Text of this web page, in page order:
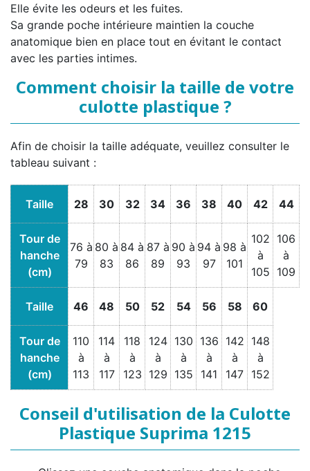
Elle évite les odeurs et les fuites.
Sa grande poche intérieure maintien la couche
anatomique bien en place tout en évitant le contact
avec les parties intimes.
Comment choisir la taille de votre
culotte plastique ?
Afin de choisir la taille adéquate, veuillez consulter le
tableau suivant :
Taille 28 30 32 34 36 38 40 42 44
Tour de
hanche
(cm)
76 à
79
80 à
83
84 à
86
87 à
89
90 à
93
94 à
97
98 à
101
102
à
105
106
à
109
Taille 46 48 50 52 54 56 58 60
Tour de
hanche
(cm)
110
à
113
114
à
117
118
à
123
124
à
129
130
à
135
136
à
141
142
à
147
148
à
152
Conseil d'utilisation de la Culotte
Plastique Suprima 1215